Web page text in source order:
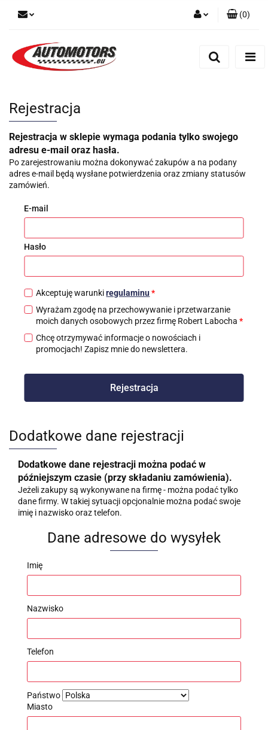
(0)
Rejestracja
Rejestracja w sklepie wymaga podania tylko swojego
adresu e-mail oraz hasła.
Po zarejestrowaniu można dokonywać zakupów a na podany
adres e-mail będą wysłane potwierdzenia oraz zmiany statusów
zamówień.
E-mail
Hasło
Akceptuję warunkiregulaminu *
Wyrażam zgodę na przechowywanie i przetwarzanie
moich danych osobowych przez firmę Robert Labocha*
Chcę otrzymywać informacje o nowościach i
promocjach! Zapisz mnie do newslettera.
Rejestracja
Dodatkowe dane rejestracji
Dodatkowe dane rejestracji można podać w
późniejszym czasie (przy składaniu zamówienia).
Jeżeli zakupy są wykonywane na firmę - można podać tylko
dane firmy. W takiej sytuacji opcjonalnie można podać swoje
imię i nazwisko oraz telefon.
Dane adresowe do wysyłek
Imię
Nazwisko
Telefon
Państwo
Miasto